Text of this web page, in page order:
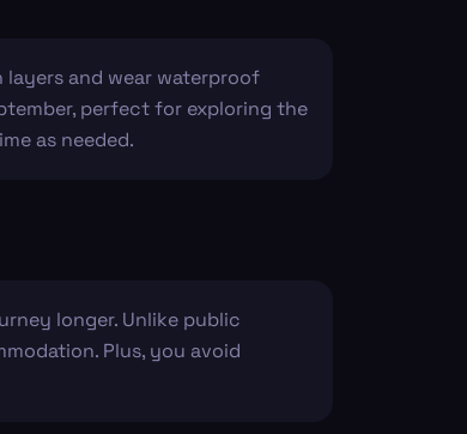
layers and wear waterproof
perfect for exploring the
as needed.
longer. Unlike public
Plus, you avoid